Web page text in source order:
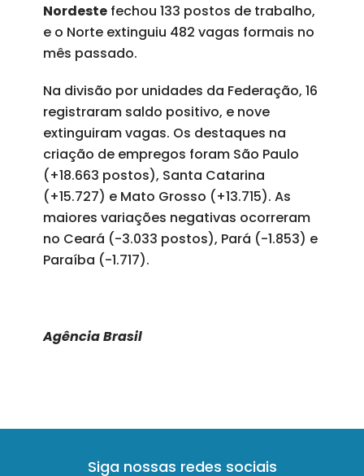
Nordestefechou 133 postos de trabalho,
e o Norte extinguiu 482 vagas formais no
mês passado.
Na divisão por unidades da Federação, 16
registraram saldo positivo, e nove
extinguiram vagas. Os destaques na
criação de empregos foram São Paulo
(+18.663 postos), Santa Catarina
(+15.727) e Mato Grosso (+13.715). As
maiores variações negativas ocorreram
no Ceará (-3.033 postos), Pará (-1.853) e
Paraíba (-1.717).
Agência Brasil
Siga nossas redes sociais